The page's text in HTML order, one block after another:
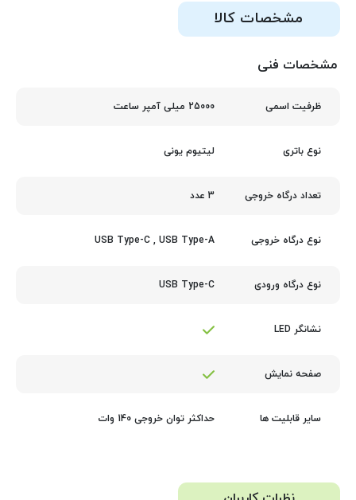
مشخصات کالا
مشخصات فنی
ظرفیت اسمی 25000 میلی آمپر ساعت
نوع باتری لیتیوم یونی
تعداد درگاه خروجی 3 عدد
نوع درگاه خروجی USB Type-A
,
USB Type-C
نوع درگاه ورودی USB Type-C
نشانگر LED
صفحه نمایش
سایر قابلیت ها حداکثر توان خروجی 140 وات